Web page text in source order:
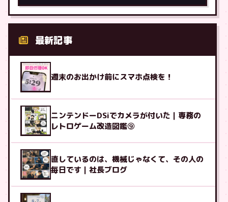
最新記事
週末のお出かけ前にスマホ点検を！
ニンテンドーDSiでカメラが付いた｜専務の
レトロゲーム改造図鑑⑨
直しているのは、機械じゃなくて、その人の
毎日です｜社長ブログ